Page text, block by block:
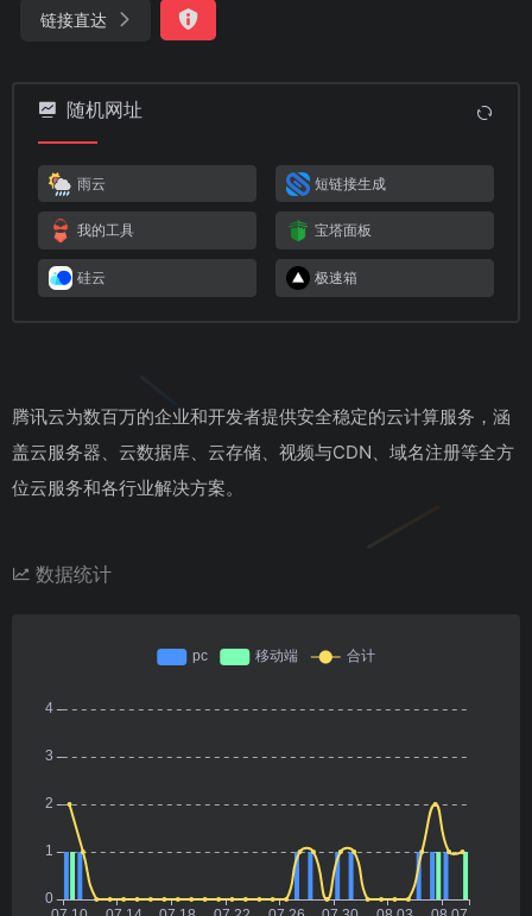
链接直达
随机网址
雨云 短链接生成
我的工具 宝塔面板
硅云 极速箱
腾讯云为数百万的企业和开发者提供安全稳定的云计算服务，涵
盖云服务器、云数据库、云存储、视频与CDN、域名注册等全方
位云服务和各行业解决方案。
数据统计